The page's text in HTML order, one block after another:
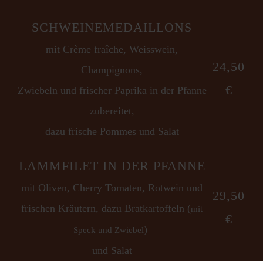
SCHWEINEMEDAILLONS
mit Crème fraîche, Weisswein,
Champignons,
Zwiebeln und frischer Paprika in der Pfanne
zubereitet,
dazu frische Pommes und Salat
24,50
€
LAMMFILET IN DER PFANNE
mit Oliven, Cherry Tomaten, Rotwein und
frischen Kräutern, dazu Bratkartoffeln (mit
Speck und Zwiebel)
und Salat
29,50
€